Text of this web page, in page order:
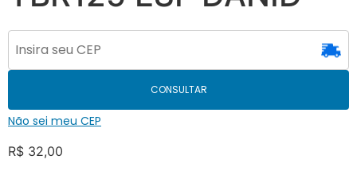
CONSULTAR
Não sei meu CEP
R$ 32,00